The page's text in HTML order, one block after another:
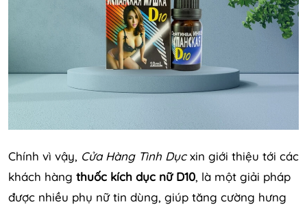
Chính vì vậy, Cửa Hàng Tình Dụcxin giới thiệu tới các
khách hàng thuốc kích dục nữ D10, là một giải pháp
được nhiều phụ nữ tin dùng, giúp tăng cường hưng